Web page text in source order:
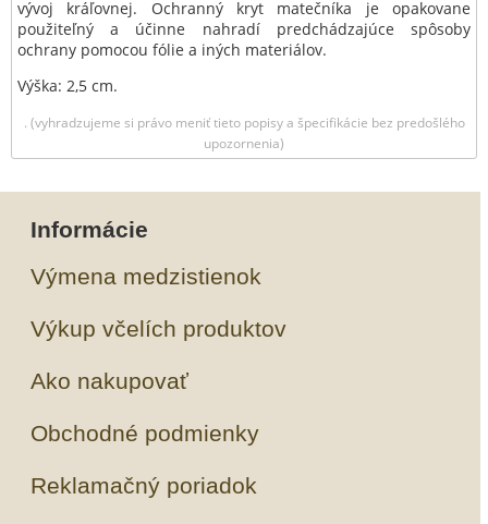
vývoj kráľovnej. Ochranný kryt matečníka je opakovane
použiteľný a účinne nahradí predchádzajúce spôsoby
ochrany pomocou fólie a iných materiálov.
Výška: 2,5 cm.
. (vyhradzujeme si právo meniť tieto popisy a špecifikácie bez predošlého
upozornenia)
Informácie
Výmena medzistienok
Výkup včelích produktov
Ako nakupovať
Obchodné podmienky
Reklamačný poriadok